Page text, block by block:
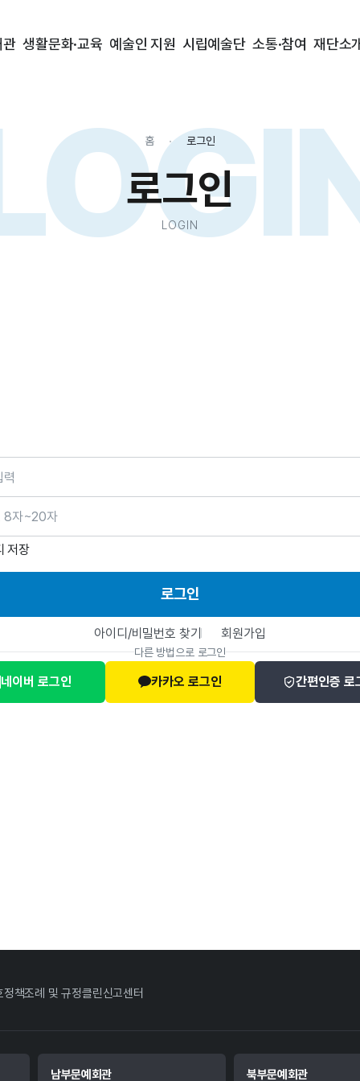
관 생활문화·교육 예술인 지원 시립예술단 소통·참여 재단소
홈 로그인
로그인
LOGIN
저장
로그인
아이디/비밀번호 찾기 회원가입
다른 방법으로 로그인
네이버 로그인 카카오 로그인 간편인증 로
정책조례 및 규정클린신고센터
남부문예회관 북부문예회관